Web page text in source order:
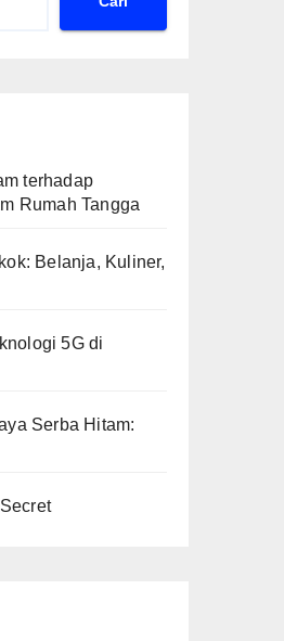
terhadap
Rumah Tangga
Belanja, Kuliner,
5G di
Serba Hitam: